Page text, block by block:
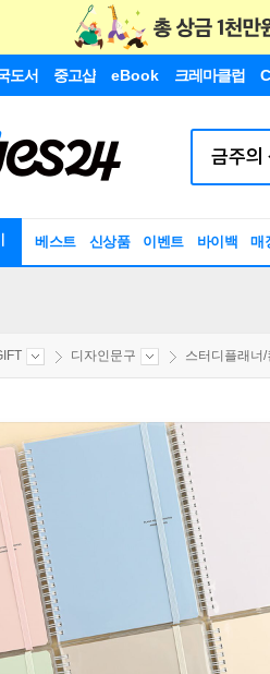
도서 중고샵 eBook 크레마클럽
베스트 신상품 이벤트 바이백 매
디자인문구 스터디플래너/